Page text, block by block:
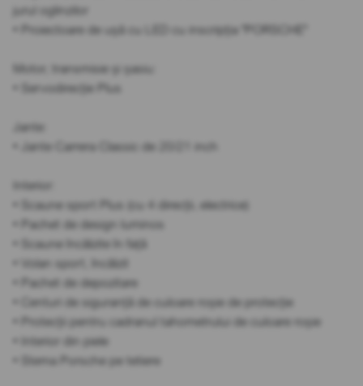
jurul oglinzilor
• Proiectoare de ușă cu LED cu inscripția "PORSCHE"
Motor, transmisie și șasiu:
• Servodirecție Plus
Jante:
• Jante Carrera Classic de 20/21 inch
Interior:
• Scaune sport Plus (cu 4 direcții, electrice)
• Pachet de design luminos
• Scaune încălzite în față
• Volan sport, încălzit
• Pachet de depozitare
• Centuri de siguranță de culoare roșie de protecție
• Protecții pentru cadranul tahometrului de culoare roșie
• Interior din piele
• Stema Porsche pe tetiere